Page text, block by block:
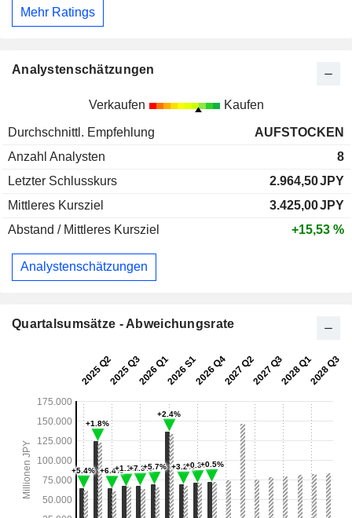
Mehr Ratings
Analystenschätzungen
Verkaufen Kaufen
Durchschnittl. Empfehlung
AUFSTOCKEN
Anzahl Analysten
8
Letzter Schlusskurs
2.964,50JPY
Mittleres Kursziel
3.425,00JPY
Abstand / Mittleres Kursziel
+15,53 %
Analystenschätzungen
Quartalsumsätze - Abweichungsrate